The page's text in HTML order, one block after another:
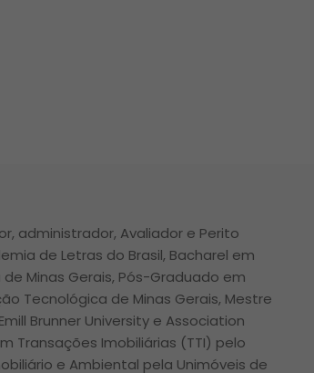
administrador, Avaliador e Perito
de Letras do Brasil, Bacharel em
Minas Gerais, Pós-Graduado em
Tecnológica de Minas Gerais, Mestre
Brunner University e Association
Transações Imobiliárias (TTI) pelo
e Ambiental pela Unimóveis de